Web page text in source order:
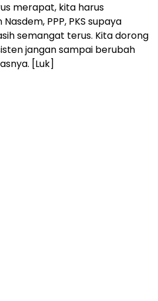
merapat, kita harus
PPP, PKS supaya
semangat terus. Kita dorong
jangan sampai berubah
[Luk]